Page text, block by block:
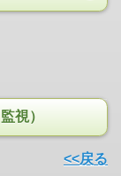
視）
<<戻る